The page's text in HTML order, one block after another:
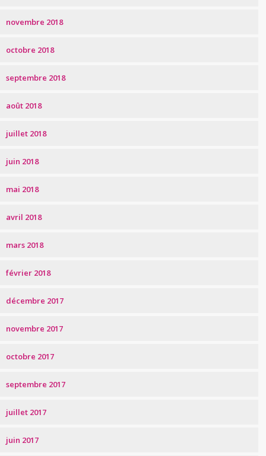
novembre 2018
octobre 2018
septembre 2018
août 2018
juillet 2018
juin 2018
mai 2018
avril 2018
mars 2018
février 2018
décembre 2017
novembre 2017
octobre 2017
septembre 2017
juillet 2017
juin 2017